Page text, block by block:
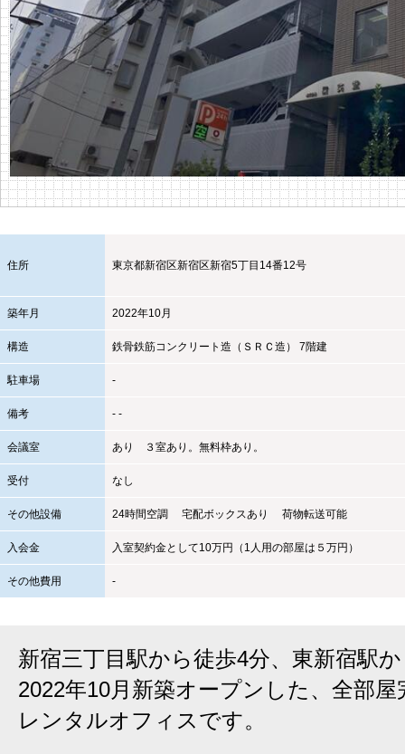
住所 東京都新宿区新宿区新宿5丁目14番12号
築年月 2022年10月
構造 鉄骨鉄筋コンクリート造（ＳＲＣ造） 7階建
駐車場 -
備考 - -
会議室 あり ３室あり。無料枠あり。
受付 なし
その他設備 24時間空調 宅配ボックスあり 荷物転送可能
入会金 入室契約金として10万円（1人用の部屋は５万円）
その他費用 -
新宿三丁目駅から徒歩4分、東新宿駅
2022年10月新築オープンした、全部
レンタルオフィスです。